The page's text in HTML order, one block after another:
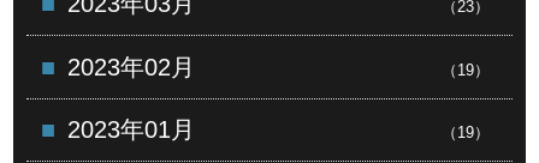
（23）
2023年02月 （19）
2023年01月 （19）